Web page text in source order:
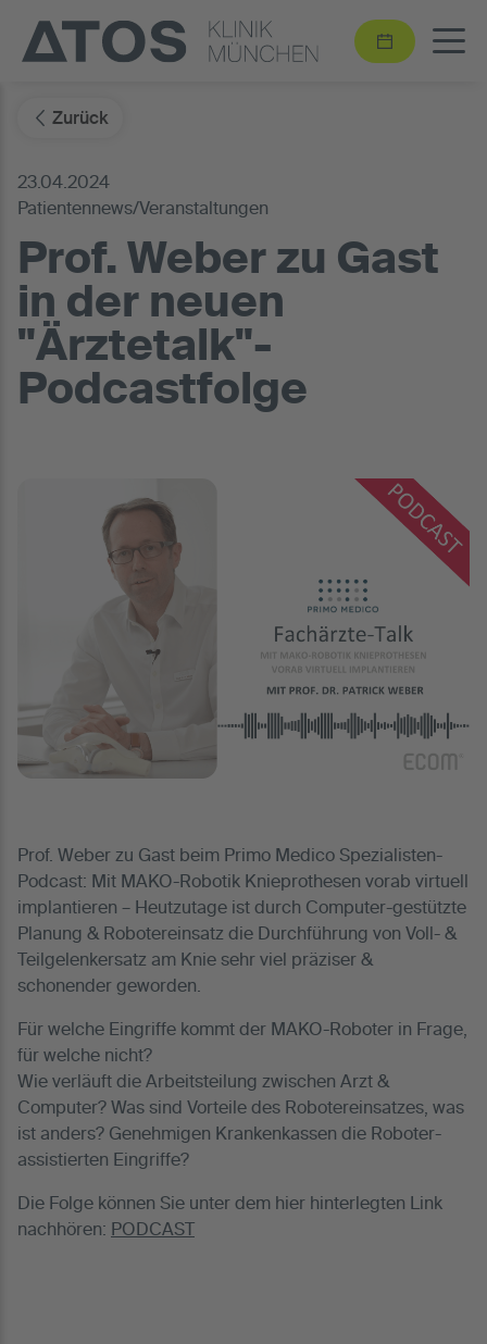
Zurück
23.04.2024
Patientennews/Veranstaltungen
Prof. Weber zu Gast
in der neuen
"Ärztetalk"-
Podcastfolge
Prof. Weber zu Gast beim Primo Medico Spezialisten-
Podcast: Mit MAKO-Robotik Knieprothesen vorab virtuell
implantieren – Heutzutage ist durch Computer-gestützte
Planung & Robotereinsatz die Durchführung von Voll- &
Teilgelenkersatz am Knie sehr viel präziser &
schonender geworden.
Für welche Eingriffe kommt der MAKO-Roboter in Frage,
für welche nicht?
Wie verläuft die Arbeitsteilung zwischen Arzt &
Computer? Was sind Vorteile des Robotereinsatzes, was
ist anders? Genehmigen Krankenkassen die Roboter-
assistierten Eingriffe?
Die Folge können Sie unter dem hier hinterlegten Link
nachhören: PODCAST